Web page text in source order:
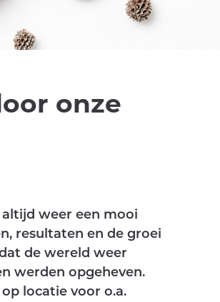
onze
weer een mooi
resultaten en de groei
de wereld weer
werden opgeheven.
locatie voor o.a.